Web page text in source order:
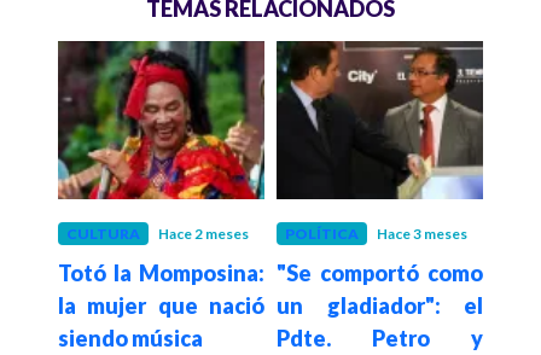
TEMAS RELACIONADOS
CULTURA Hace 2 meses
Totó la Momposina:
la mujer que nació
siendo música
POLÍTICA Hace 3 meses
"Se comportó como
un gladiador": el
Pdte. Petro y